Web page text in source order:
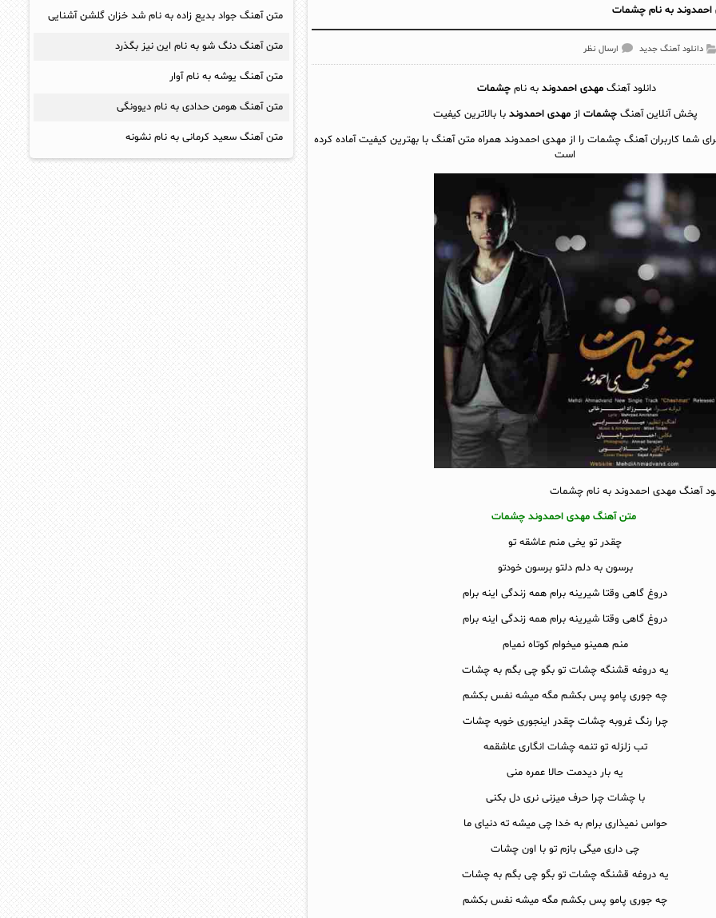
به نام چشمات
دانلود آهنگ جدید ارسال نظر
دانلود آهنگ مهدی احمدوند به نام چشمات
پخش آنلاين آهنگچشمات ازمهدی احمدوند با بالاترین کیفیت
شما کاربران آهنگ چشمات را از مهدی احمدوند همراه متن آهنگ با بهترین کیفیت آماده کرده
است
آهنگ مهدی احمدوند به نام چشمات
متن آهنگ مهدی احمدوند چشمات
چقدر تو یخی منم عاشقه تو
برسون به دلم دلتو برسون خودتو
دروغ گاهی وقتا شیرینه برام همه زندگی اینه برام
دروغ گاهی وقتا شیرینه برام همه زندگی اینه برام
منم همینو میخوام کوتاه نمیام
یه دروغه قشنگه چشات تو بگو چی بگم به چشات
چه جوری پامو پس بکشم مگه میشه نفس بکشم
چرا رنگ غروبه چشات چقدر اینجوری خوبه چشات
تب زلزله تو تنمه چشات انگاری عاشقمه
یه بار دیدمت حالا عمره منی
با چشات چرا حرف میزنی نری دل بکنی
حواس نمیذاری برام به خدا چی میشه ته دنیای ما
چی داری میگی بازم تو با اون چشات
یه دروغه قشنگه چشات تو بگو چی بگم به چشات
چه جوری پامو پس بکشم مگه میشه نفس بکشم
متن آهنگ جواد بدیع زاده به نام شد خزان گلشن آشنایی
متن آهنگ دنگ شو به نام این نیز بگذرد
متن آهنگ یوشه به نام آوار
متن آهنگ هومن حدادی به نام دیوونگی
متن آهنگ سعید کرمانی به نام نشونه